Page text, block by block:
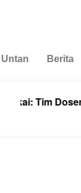
Untan Berita
Dosen